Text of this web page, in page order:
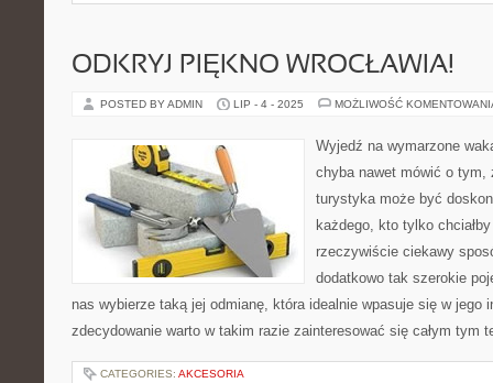
ODKRYJ PIĘKNO WROCŁAWIA!
POSTED BY ADMIN LIP - 4 - 2025 MOŻLIWOŚĆ
Wyjedź na wymarzone
chyba nawet mówić o tym,
turystyka może być
każdego, kto tylko
rzeczywiście ciekawy
dodatkowo tak szerokie
nas wybierze taką jej odmianę, która idealnie wpasuje się w jego
zdecydowanie warto w takim razie zainteresować się całym tym
CATEGORIES: AKCESORIA